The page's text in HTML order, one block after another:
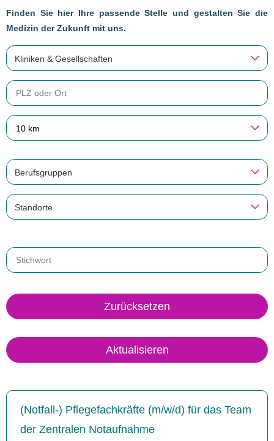
Finden Sie hier Ihre passende Stelle und gestalten Sie die
Medizin der Zukunft mit uns.
Kliniken & Gesellschaften
10 km
Berufsgruppen
Standorte
Zurücksetzen
Aktualisieren
(Notfall-) Pflegefachkräfte (m/w/d) für das Team
der Zentralen Notaufnahme